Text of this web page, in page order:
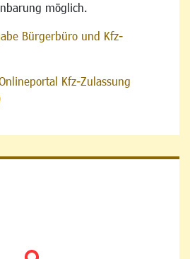
möglich.
Bürgerbüro und Kfz-
Kfz-Zulassung